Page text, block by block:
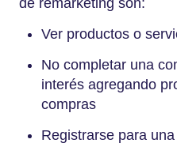
de remarketing son:
Ver productos o
No completar una
interés agregando
compras
Registrarse para